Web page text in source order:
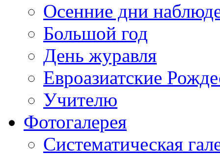
Осенние дни
Большой год
День журавля
Евроазиатские
Учителю
Фотогалерея
Систематическая